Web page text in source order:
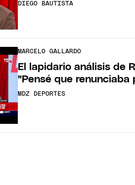
DIEGO BAUTISTA
MARCELO GALLARDO
El lapidario análisis de
"Pensé que renunciaba
MDZ DEPORTES